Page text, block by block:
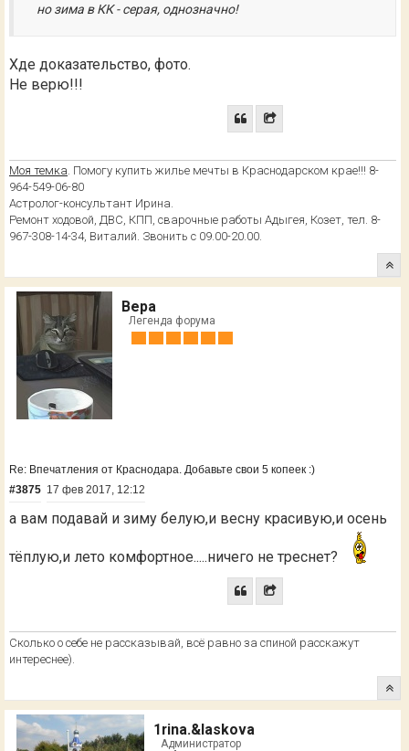
но зима в КК - серая, однозначно!
Хде доказательство, фото.
Не верю!!!
Моя темка. Помогу купить жилье мечты в Краснодарском крае!!! 8-
964-549-06-80
Астролог-консультант Ирина.
Ремонт ходовой, ДВС, КПП, сварочные работы Адыгея, Козет, тел. 8-
967-308-14-34, Виталий. Звонить с 09.00-20.00.
Вера
Легенда форума
Re: Впечатления от Краснодара. Добавьте свои 5 копеек :)
#3875 17 фев 2017, 12:12
а вам подавай и зиму белую,и весну красивую,и осень
тёплую,и лето комфортное.....ничего не треснет?
Сколько о себе не рассказывай, всё равно за спиной расскажут
интереснее).
1rina.&laskova
Администратор